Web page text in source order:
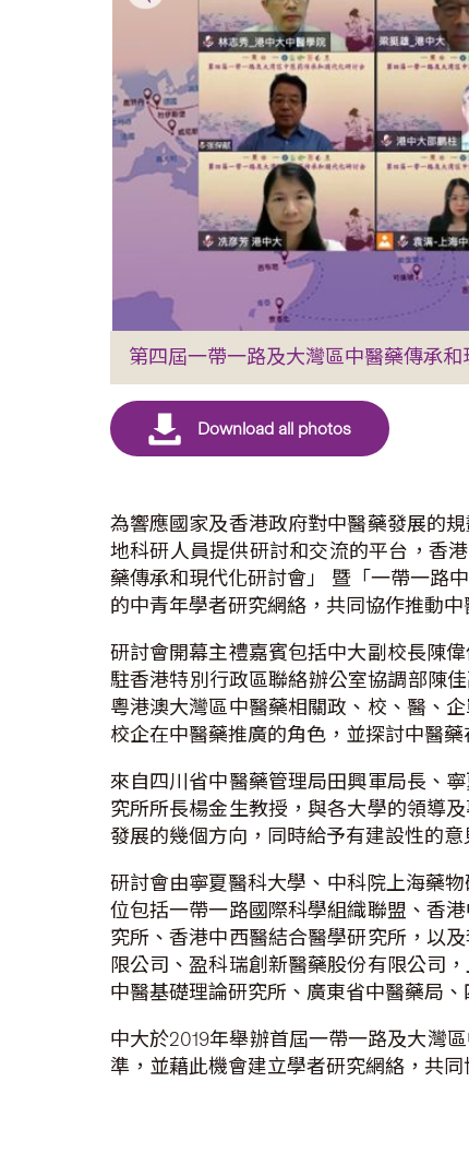
第四屆一帶一路及大灣區中醫藥傳承
為響應國家及香港政府對中醫藥發展的
地科研人員提供研討和交流的平台，香
藥傳承和現代化研討會」 暨「一帶一路
的中青年學者研究網絡，共同協作推動
研討會開幕主禮嘉賓包括中大副校長陳
駐香港特別行政區聯絡辦公室協調部陳
粵港澳大灣區中醫藥相關政、校、醫、
校企在中醫藥推廣的角色，並探討中醫
來自四川省中醫藥管理局田興軍局長、
究所所長楊金生教授，與各大學的領導
發展的幾個方向，同時給予有建設性的意
研討會由寧夏醫科大學、中科院上海藥
位包括一帶一路國際科學組織聯盟、香
究所、香港中西醫結合醫學研究所，以
限公司、盈科瑞創新醫藥股份有限公司
中醫基礎理論研究所、廣東省中醫藥局
中大於2019年舉辦首屆一帶一路及大灣
準，並藉此機會建立學者研究網絡，共